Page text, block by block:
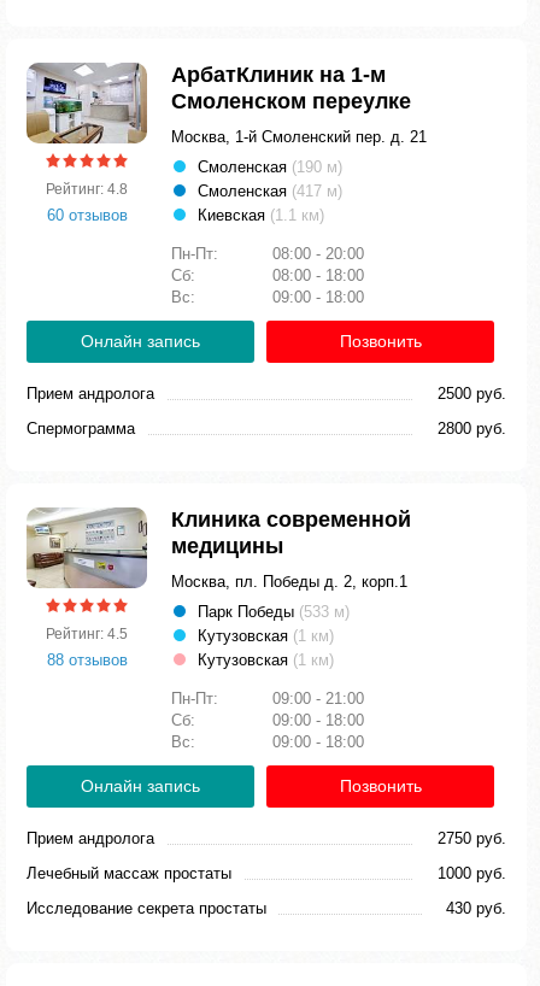
Рейтинг: 4.8
60 отзывов
АрбатКлиник на 1-м
Смоленском переулке
Москва, 1-й Смоленский пер. д. 21
Смоленская (190 м)
Смоленская (417 м)
Киевская (1.1 км)
Пн-Пт:
08:00 - 20:00
Сб:
08:00 - 18:00
Вс:
09:00 - 18:00
Онлайн запись Позвонить
Прием андролога
2500 руб.
Спермограмма
2800 руб.
Рейтинг: 4.5
88 отзывов
Клиника современной
медицины
Москва, пл. Победы д. 2, корп.1
Парк Победы (533 м)
Кутузовская (1 км)
Кутузовская (1 км)
Пн-Пт:
09:00 - 21:00
Сб:
09:00 - 18:00
Вс:
09:00 - 18:00
Онлайн запись Позвонить
Прием андролога
2750 руб.
Лечебный массаж простаты
1000 руб.
Исследование секрета простаты
430 руб.